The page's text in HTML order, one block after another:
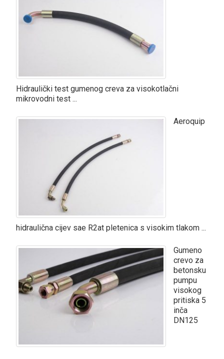
Hidraulički test gumenog creva za visokotlačni
mikrovodni test ...
Aeroquip
hidraulična cijev sae R2at pletenica s visokim tlakom ...
Gumeno
crevo za
betonsku
pumpu
visokog
pritiska 5
inča
DN125